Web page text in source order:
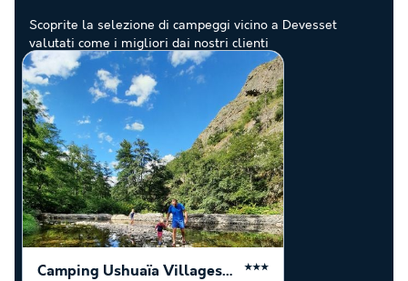
Scoprite la selezione di campeggi vicino a Devesset
valutati come i migliori dai nostri clienti
Camping Ushuaïa Villages Le Viaduc ★★★